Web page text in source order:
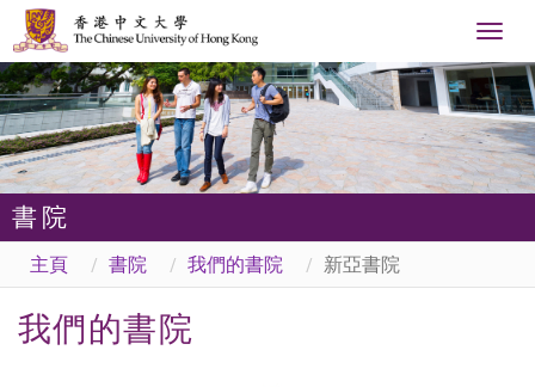
書院
主頁 書院 我們的書院 新亞書院
我們的書院